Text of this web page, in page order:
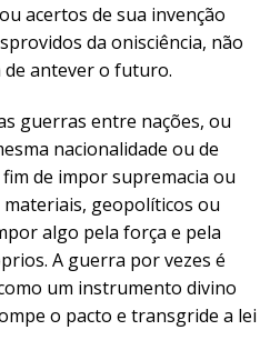
acertos de sua invenção
da onisciência, não
antever o futuro.
guerras entre nações, ou
nacionalidade ou de
de impor supremacia ou
geopolíticos ou
algo pela força e pela
A guerra por vezes é
um instrumento divino
o pacto e transgride a lei